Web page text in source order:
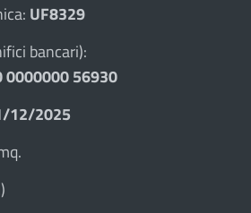
UF8329
bancari):
0000000 56930
12/2025